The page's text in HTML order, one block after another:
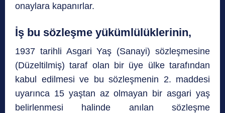
onaylara kapanırlar.
İş bu sözleşme yükümlülüklerinin,
1937 tarihli Asgari Yaş (Sanayi) sözleşmesine
(Düzeltilmiş) taraf olan bir üye ülke tarafından
kabul edilmesi ve bu sözleşmenin 2. maddesi
uyarınca 15 yaştan az olmayan bir asgari yaş
belirlenmesi halinde anılan sözleşme